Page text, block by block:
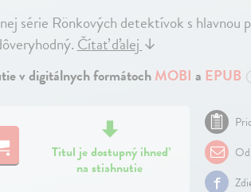
série Rönkových detektívok s
Čítať ďalej↓
v digitálnych formátochMOBI a EPUB
Titul je dostupný ihneď
na stiahnutie